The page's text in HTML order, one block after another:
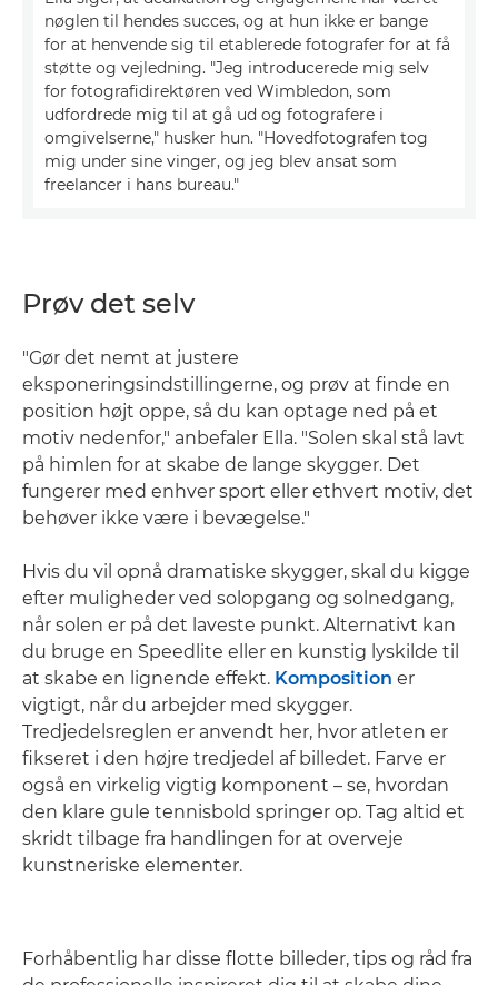
nøglen til hendes succes, og at hun ikke er bange
for at henvende sig til etablerede fotografer for at få
støtte og vejledning. "Jeg introducerede mig selv
for fotografidirektøren ved Wimbledon, som
udfordrede mig til at gå ud og fotografere i
omgivelserne," husker hun. "Hovedfotografen tog
mig under sine vinger, og jeg blev ansat som
freelancer i hans bureau."
Prøv det selv
"Gør det nemt at justere
eksponeringsindstillingerne, og prøv at finde en
position højt oppe, så du kan optage ned på et
motiv nedenfor," anbefaler Ella. "Solen skal stå lavt
på himlen for at skabe de lange skygger. Det
fungerer med enhver sport eller ethvert motiv, det
behøver ikke være i bevægelse."
Hvis du vil opnå dramatiske skygger, skal du kigge
efter muligheder ved solopgang og solnedgang,
når solen er på det laveste punkt. Alternativt kan
du bruge en Speedlite eller en kunstig lyskilde til
at skabe en lignende effekt. Komposition er
vigtigt, når du arbejder med skygger.
Tredjedelsreglen er anvendt her, hvor atleten er
fikseret i den højre tredjedel af billedet. Farve er
også en virkelig vigtig komponent – se, hvordan
den klare gule tennisbold springer op. Tag altid et
skridt tilbage fra handlingen for at overveje
kunstneriske elementer.
Forhåbentlig har disse flotte billeder, tips og råd fra